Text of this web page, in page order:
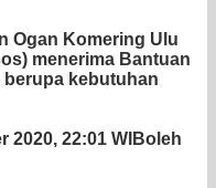
Ogan Komering Ulu
menerima Bantuan
berupa kebutuhan
2020, 22:01 WIBoleh